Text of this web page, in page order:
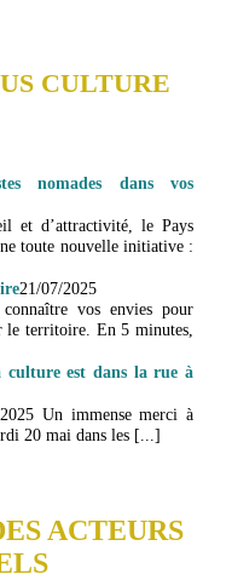
CULTURE
nomades dans vos
et d’attractivité, le Pays
toute nouvelle initiative :
21/07/2025
vos envies pour
le territoire. En 5 minutes,
culture est dans la rue à
Un immense merci à
20 mai dans les [...]
ACTEURS